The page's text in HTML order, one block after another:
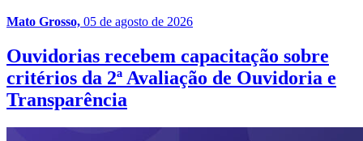
Mato Grosso, 05 de agosto de 2026
Ouvidorias recebem capacitação sobre
critérios da 2ª Avaliação de Ouvidoria e
Transparência